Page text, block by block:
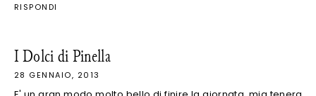
RISPONDI
I Dolci di Pinella
28 GENNAIO, 2013